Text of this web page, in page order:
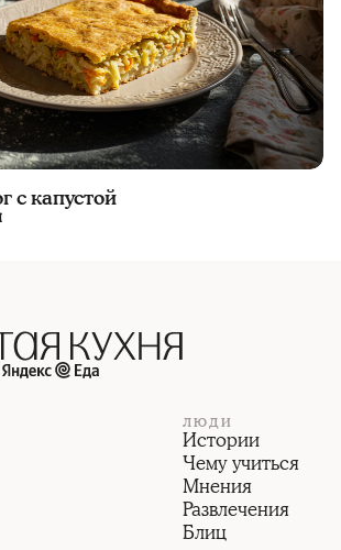
с капустой
ЛЮДИ
Истории
Чему учиться
Мнения
Развлечения
Блиц